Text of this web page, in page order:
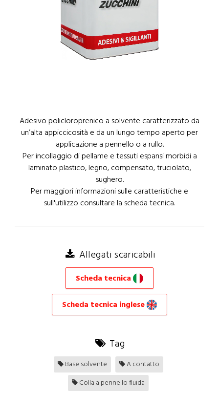
Adesivo policloroprenico a solvente caratterizzato da
un’alta appiccicosità e da un lungo tempo aperto per
applicazione a pennello o a rullo.
Per incollaggio di pellame e tessuti espansi morbidi a
laminato plastico, legno, compensato, truciolato,
sughero.
Per maggiori informazioni sulle caratteristiche e
sull'utilizzo consultare la scheda tecnica.
Allegati scaricabili
Scheda tecnica
Scheda tecnica inglese
Tag
Base solvente
A contatto
Colla a pennello fluida